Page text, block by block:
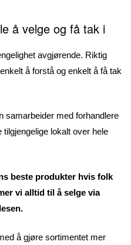
å velge og få tak i
avgjørende. Riktig
å forstå og enkelt å få tak
samarbeider med forhandlere
lokalt over hele
beste produkter hvis folk
vi alltid til å selge via
å gjøre sortimentet mer